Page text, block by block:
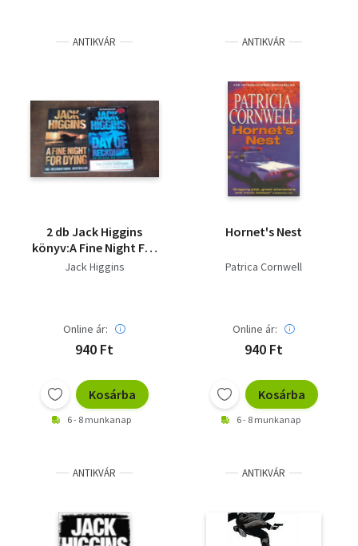
ANTIKVÁR
2 db Jack Higgins
könyv:A Fine Night For
Dying,Day of
Jack Higgins
Online ár:
940 Ft
Kosárba
6 - 8 munkanap
ANTIKVÁR
Hornet's Nest
Patrica Cornwell
Online ár:
940 Ft
Kosárba
6 - 8 munkanap
ANTIKVÁR ANTIKVÁR